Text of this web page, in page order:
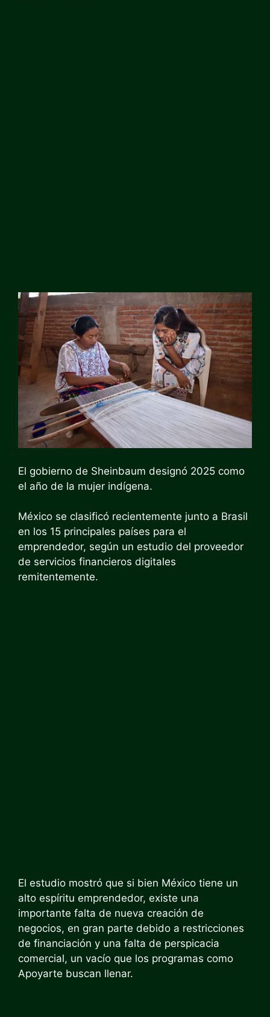
El gobierno de Sheinbaum designó 2025 como
el año de la mujer indígena.
México se clasificó recientemente junto a Brasil
en los 15 principales países para el
emprendedor, según un estudio del proveedor
de servicios financieros digitales
remitentemente.
El estudio mostró que si bien México tiene un
alto espíritu emprendedor, existe una
importante falta de nueva creación de
negocios, en gran parte debido a restricciones
de financiación y una falta de perspicacia
comercial, un vacío que los programas como
Apoyarte buscan llenar.